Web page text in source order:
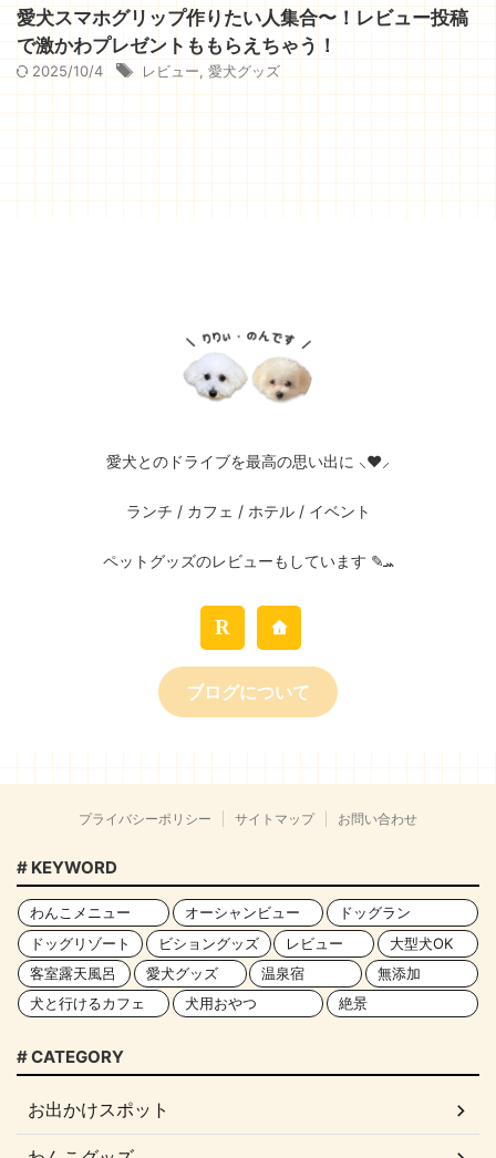
愛犬スマホグリップ作りたい人集合〜！レビュー投稿
で激かわプレゼントももらえちゃう！
2025/10/4 レビュー 愛犬グッズ
愛犬とのドライブを最高の思い出に ⸜❤︎⸝
ランチ / カフェ / ホテル / イベント
ペットグッズのレビューもしています ✎ܚ
ブログについて
プライバシーポリシー サイトマップ お問い合わせ
# KEYWORD
わんこメニュー オーシャンビュー
ドッグラン
ドッグリゾート
ビショングッズ レビュー
大型犬OK
客室露天風呂
愛犬グッズ 温泉宿
無添加
犬と行けるカフェ
犬用おやつ 絶景
# CATEGORY
お出かけスポット